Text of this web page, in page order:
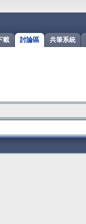
共筆系統
討論區
載